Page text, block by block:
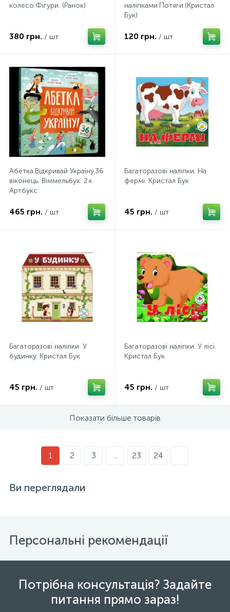
колесо.Фігури. (Ранок)
380 грн. / шт
наліпками.Потяги.(Кристал
Бук)
120 грн. / шт
Абетка.Відкривай Україну.36
віконець. Віммельбух. 2+.
Артбукс
465 грн. / шт
Багаторазовi налiпки. На
фермі. Кристал Бук
45 грн. / шт
Багаторазовi налiпки. У
будинку. Кристал Бук
45 грн. / шт
Багаторазовi налiпки. У лісі.
Кристал Бук
45 грн. / шт
Показати більше товарів
1 2 3 ... 23 24
Ви переглядали
Персональні рекомендації
Потрібна консультація? Задайте
питання прямо зараз!